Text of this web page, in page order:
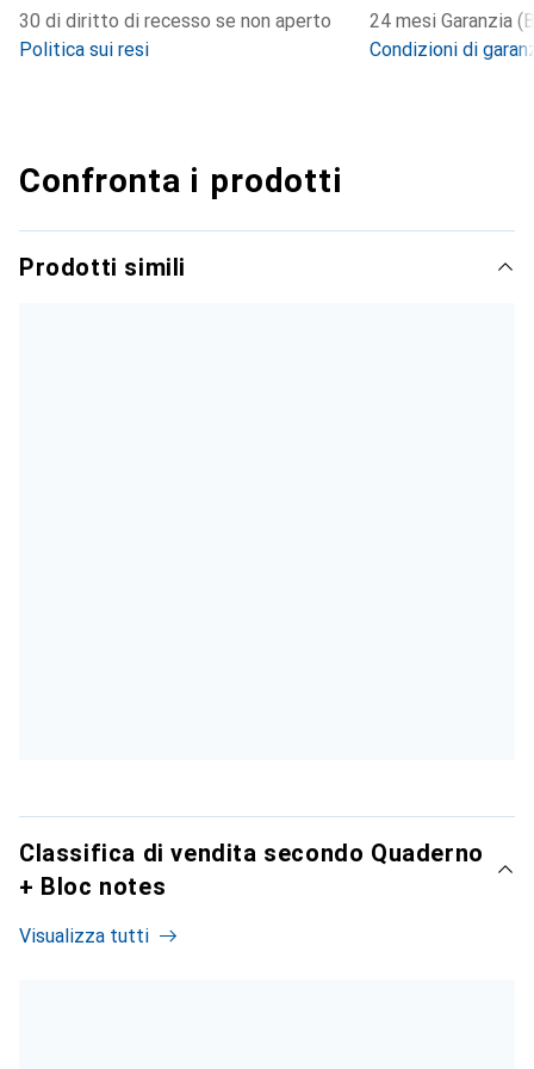
30 di diritto di recesso se non aperto
Politica sui resi
24 mesi Garanzia
Condizioni di
Confronta i prodotti
Prodotti simili
Classifica di vendita secondo Quaderno
+ Bloc notes
Visualizza tutti